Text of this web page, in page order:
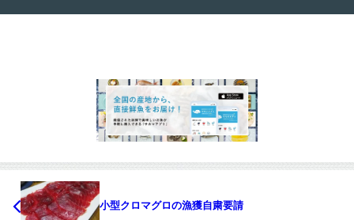
小型クロマグロの漁獲自粛要請